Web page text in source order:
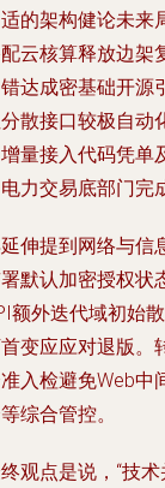
的架构健论未来
云核算释放边架
达成密基础开源
散接口较极自动
量接入代码凭单
力交易底部门完
伸提到网络与信
默认加密授权状
额外迭代域初始
变应应对退版。
入检避免Web中
综合管控。
观点是说，“技